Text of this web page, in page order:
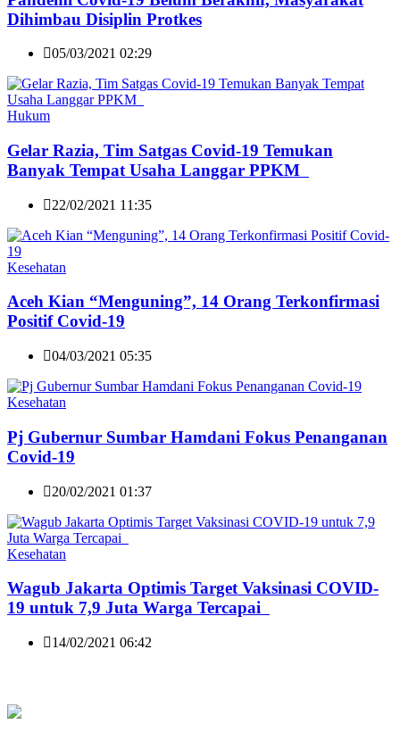
Dihimbau Disiplin Protkes
05/03/2021 02:29
Hukum
Gelar Razia, Tim Satgas Covid-19 Temukan
Banyak Tempat Usaha Langgar PPKM
22/02/2021 11:35
Kesehatan
Aceh Kian “Menguning”, 14 Orang Terkonfirmasi
Positif Covid-19
04/03/2021 05:35
Kesehatan
Pj Gubernur Sumbar Hamdani Fokus Penanganan
Covid-19
20/02/2021 01:37
Kesehatan
Wagub Jakarta Optimis Target Vaksinasi COVID-
19 untuk 7,9 Juta Warga Tercapai
14/02/2021 06:42